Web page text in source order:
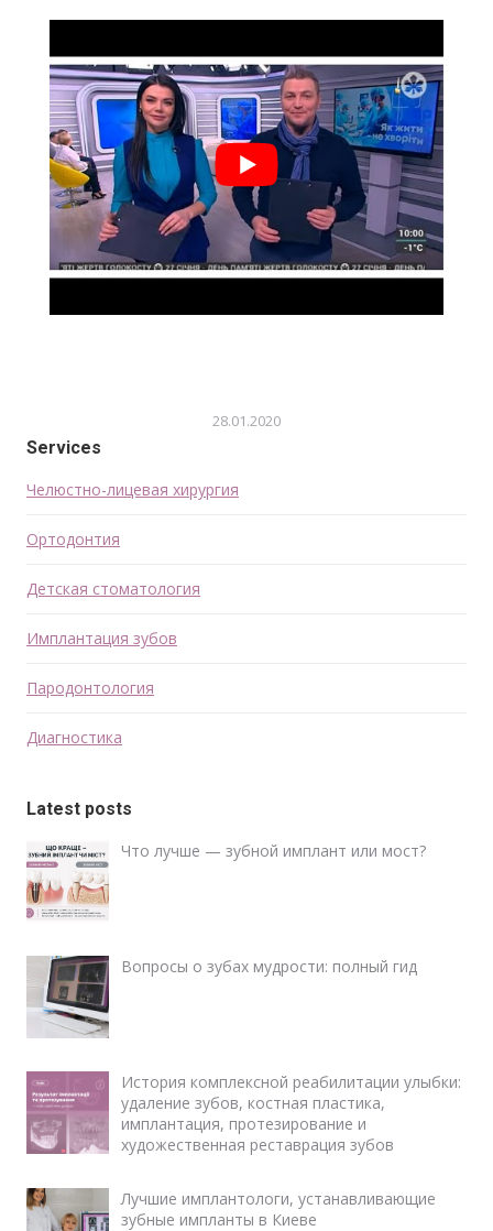
28.01.2020
Services
Челюстно-лицевая хирургия
Ортодонтия
Детская стоматология
Имплантация зубов
Пародонтология
Диагностика
Latest posts
Что лучше — зубной имплант или мост?
Вопросы о зубах мудрости: полный гид
История комплексной реабилитации улыбки:
удаление зубов, костная пластика,
имплантация, протезирование и
художественная реставрация зубов
Лучшие имплантологи, устанавливающие
зубные импланты в Киеве